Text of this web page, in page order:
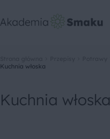
Kuchnia włoska
Kuchnia włoska